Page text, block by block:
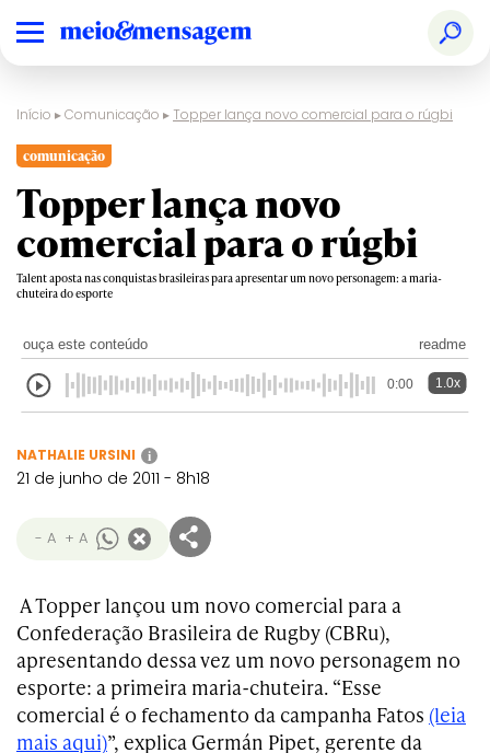
Início ▸Comunicação ▸ Topper lança novo comercial para o rúgbi
comunicação
Topper lança novo
comercial para o rúgbi
Talent aposta nas conquistas brasileiras para apresentar um novo personagem: a maria-
chuteira do esporte
ouça este conteúdo readme
0:00 1.0x
NATHALIE URSINI i
21 de junho de 2011 - 8h18
- A + A
A Topper lançou um novo comercial para a
Confederação Brasileira de Rugby (CBRu),
apresentando dessa vez um novo personagem no
esporte: a primeira maria-chuteira. “Esse
comercial é o fechamento da campanha Fatos (leia
mais aqui)”, explica Germán Pipet, gerente da